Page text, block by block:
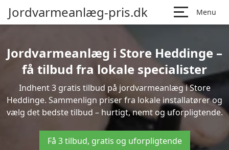
Jordvarmeanlæg-pris.dk Menu
Jordvarmeanlæg i Store Heddinge –
få tilbud fra lokale specialister
Indhent 3 gratis tilbud på jordvarmeanlæg i Store
Heddinge. Sammenlign priser fra lokale installatører og
vælg det bedste tilbud – hurtigt, nemt og uforpligtende.
Få 3 tilbud, gratis og uforpligtende